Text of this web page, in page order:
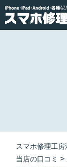
スマホ修理工
当店の口コミ >